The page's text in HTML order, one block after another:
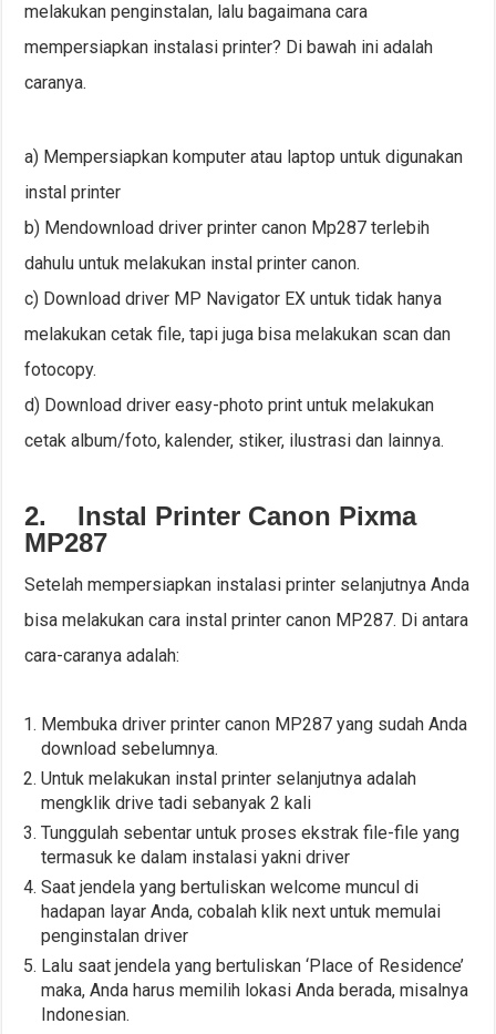
melakukan penginstalan, lalu bagaimana cara
mempersiapkan instalasi printer? Di bawah ini adalah
caranya.
a) Mempersiapkan komputer atau laptop untuk digunakan
instal printer
b) Mendownload driver printer canon Mp287 terlebih
dahulu untuk melakukan instal printer canon.
c) Download driver MP Navigator EX untuk tidak hanya
melakukan cetak file, tapi juga bisa melakukan scan dan
fotocopy.
d) Download driver easy-photo print untuk melakukan
cetak album/foto, kalender, stiker, ilustrasi dan lainnya.
2. Instal Printer Canon Pixma
MP287
Setelah mempersiapkan instalasi printer selanjutnya Anda
bisa melakukan cara instal printer canon MP287. Di antara
cara-caranya adalah:
Membuka driver printer canon MP287 yang sudah Anda
download sebelumnya.
Untuk melakukan instal printer selanjutnya adalah
mengklik drive tadi sebanyak 2 kali
Tunggulah sebentar untuk proses ekstrak file-file yang
termasuk ke dalam instalasi yakni driver
Saat jendela yang bertuliskan welcome muncul di
hadapan layar Anda, cobalah klik next untuk memulai
penginstalan driver
Lalu saat jendela yang bertuliskan ‘Place of Residence’
maka, Anda harus memilih lokasi Anda berada, misalnya
Indonesian.